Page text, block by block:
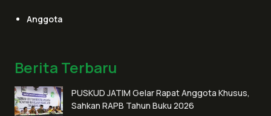
Anggota
Berita Terbaru
PUSKUD JATIM Gelar Rapat Anggota Khusus,
Sahkan RAPB Tahun Buku 2026